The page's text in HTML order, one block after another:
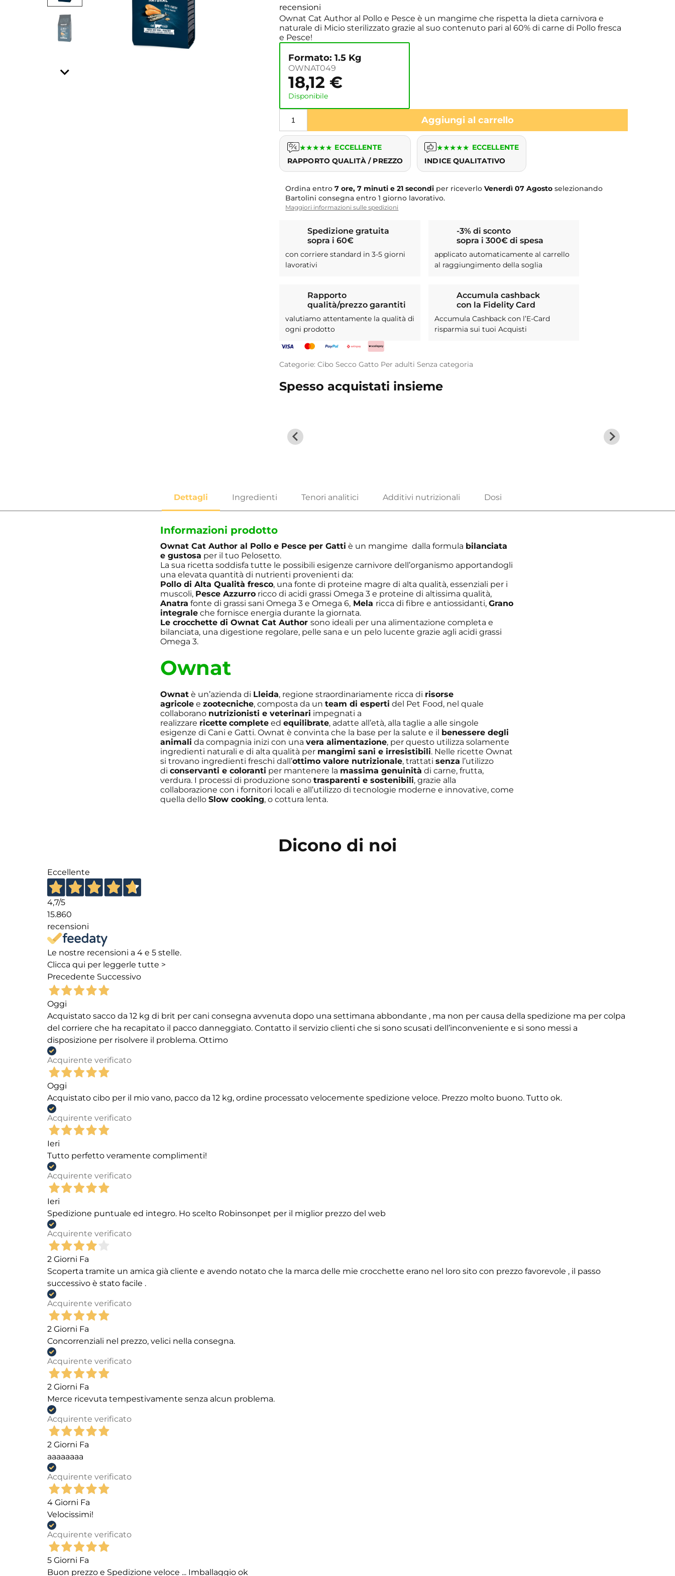
recensioni
Ownat Cat Author al Pollo e Pesce è un mangime che rispetta la dieta carnivora e
naturale di Micio sterilizzato grazie al suo contenuto pari al 60% di carne di Pollo fresca
e Pesce!
Formato: 1.5 Kg
OWNAT049
18,12 €
Disponibile
Aggiungi al carrello
★★★★★ ECCELLENTE
RAPPORTO QUALITÀ / PREZZO
★★★★★ ECCELLENTE
INDICE QUALITATIVO
Ordina entro7 ore, 7 minuti e 20 secondiper riceverloVenerdì 07 Agostoselezionando
Bartolini consegna entro 1 giorno lavorativo.
Maggiori informazioni sulle spedizioni
Spedizione gratuita
sopra i 60€
con corriere standard in 3-5 giorni
lavorativi
-3% di sconto
sopra i 300€ di spesa
applicato automaticamente al carrello
al raggiungimento della soglia
Rapporto
qualità/prezzo garantiti
valutiamo attentamente la qualità di
ogni prodotto
Accumula cashback
con la Fidelity Card
Accumula Cashback con l’E-Card
risparmia sui tuoi Acquisti
Categorie:Cibo Secco Gatto Per adulti Senza categoria
Spesso acquistati insieme
Informazioni prodotto
Ownat Cat Author al Pollo e Pesce per Gatti è un mangime dalla formula bilanciata
e gustosa per il tuo Pelosetto.
La sua ricetta soddisfa tutte le possibili esigenze carnivore dell’organismo apportandogli
una elevata quantità di nutrienti provenienti da:
Pollo di Alta Qualità fresco, una fonte di proteine magre di alta qualità, essenziali per i
muscoli, Pesce Azzurro ricco di acidi grassi Omega 3 e proteine di altissima qualità,
Anatra fonte di grassi sani Omega 3 e Omega 6, Mela ricca di fibre e antiossidanti,Grano
integrale che fornisce energia durante la giornata.
Le crocchette di OwnatCat Authorsono ideali per una alimentazione completa e
bilanciata, una digestione regolare, pelle sana e un pelo lucente grazie agli acidi grassi
Omega 3.
Ownat
Ownat è un’azienda di Lleida, regione straordinariamente ricca di risorse
agricole ezootecniche, composta da unteam di esperti del Pet Food, nel quale
collaborano nutrizionisti e veterinari impegnati a
realizzare ricette complete edequilibrate, adatte all’età, alla taglie a alle singole
esigenze di Cani e Gatti. Ownat è convinta che la base per la salute e il benessere degli
animali da compagnia inizi con unavera alimentazione, per questo utilizza solamente
ingredienti naturali e di alta qualità per mangimi sani e irresistibili. Nelle ricette Ownat
si trovano ingredienti freschi dall’ottimo valore nutrizionale, trattatisenza l’utilizzo
diconservanti e coloranti per mantenere la massima genuinità di carne, frutta,
verdura. I processi di produzione sonotrasparenti e sostenibili, grazie alla
collaborazione con i fornitori locali e all’utilizzo di tecnologie moderne e innovative, come
quella delloSlow cooking, o cottura lenta.
Dicono di noi
Eccellente
4,7/5
15.860
recensioni
Le nostre recensioni a 4 e 5 stelle.
Clicca qui per leggerle tutte >
Precedente Successivo
Oggi
Acquistato sacco da 12 kg di brit per cani consegna avvenuta dopo una settimana abbondante , ma non per causa della spedizione ma per colpa
del corriere che ha recapitato il pacco danneggiato. Contatto il servizio clienti che si sono scusati dell’inconveniente e si sono messi a
disposizione per risolvere il problema. Ottimo
Acquirente verificato
Oggi
Acquistato cibo per il mio vano, pacco da 12 kg, ordine processato velocemente spedizione veloce. Prezzo molto buono. Tutto ok.
Acquirente verificato
Ieri
Tutto perfetto veramente complimenti!
Acquirente verificato
Ieri
Spedizione puntuale ed integro. Ho scelto Robinsonpet per il miglior prezzo del web
Acquirente verificato
2 Giorni Fa
Scoperta tramite un amica già cliente e avendo notato che la marca delle mie crocchette erano nel loro sito con prezzo favorevole , il passo
successivo è stato facile .
Acquirente verificato
2 Giorni Fa
Concorrenziali nel prezzo, velici nella consegna.
Acquirente verificato
2 Giorni Fa
Merce ricevuta tempestivamente senza alcun problema.
Acquirente verificato
2 Giorni Fa
aaaaaaaa
Acquirente verificato
4 Giorni Fa
Velocissimi!
Acquirente verificato
5 Giorni Fa
Buon prezzo e Spedizione veloce ... Imballaggio ok